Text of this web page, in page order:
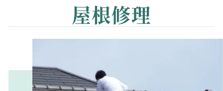
屋根修理